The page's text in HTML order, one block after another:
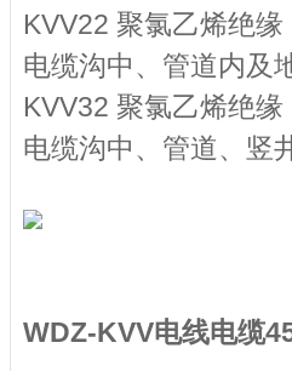
KVV22 聚氯乙烯绝
电缆沟中、管道内及
KVV32 聚氯乙烯绝
电缆沟中、管道、竖
WDZ-KVV电线电缆